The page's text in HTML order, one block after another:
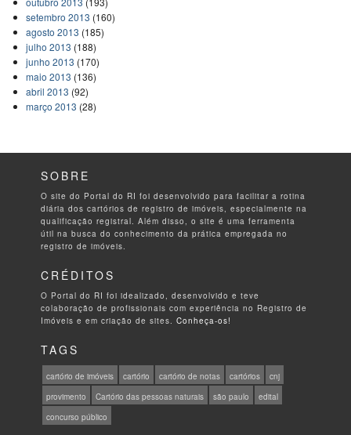
setembro 2013 (160)
agosto 2013 (185)
julho 2013 (188)
junho 2013 (170)
maio 2013 (136)
abril 2013 (92)
março 2013 (28)
SOBRE
O site do Portal do RI foi desenvolvido para facilitar a rotina
diária dos cartórios de registro de imóveis, especialmente na
qualificação registral. Além disso, o site é uma ferramenta
útil na busca do conhecimento da prática empregada no
registro de imóveis.
CRÉDITOS
O Portal do RI foi idealizado, desenvolvido e teve
colaboração de profissionais com experiência no Registro de
Imóveis e em criação de sites.Conheça-os!
TAGS
cartório de imóveis cartório cartório de notas cartórios
cnj
provimento
Cartório das pessoas naturais são paulo
edital
concurso público